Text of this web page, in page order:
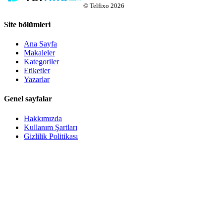
© Telfixo 2026
Site bölümleri
Ana Sayfa
Makaleler
Kategoriler
Etiketler
Yazarlar
Genel sayfalar
Hakkımızda
Kullanım Şartları
Gizlilik Politikası